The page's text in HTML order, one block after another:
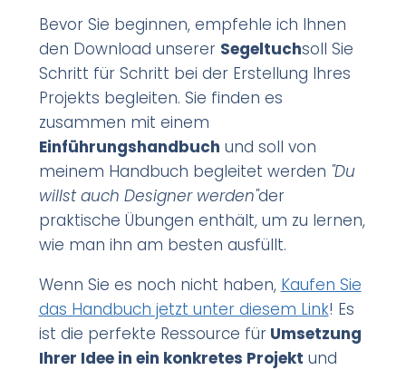
Bevor Sie beginnen, empfehle ich Ihnen
den Download unserer Segeltuchsoll Sie
Schritt für Schritt bei der Erstellung Ihres
Projekts begleiten. Sie finden es
zusammen mit einem
Einführungshandbuch und soll von
meinem Handbuch begleitet werden "Du
willst auch Designer werden"der
praktische Übungen enthält, um zu lernen,
wie man ihn am besten ausfüllt.
Wenn Sie es noch nicht haben, Kaufen Sie
das Handbuch jetzt unter diesem Link! Es
ist die perfekte Ressource fürUmsetzung
Ihrer Idee in ein konkretes Projekt und